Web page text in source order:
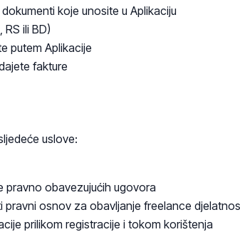
koje unosite u Aplikaciju
ili BD)
putem Aplikacije
fakture
uslove:
obavezujućih ugovora
osnov za obavljanje freelance
prilikom registracije i tokom korištenja